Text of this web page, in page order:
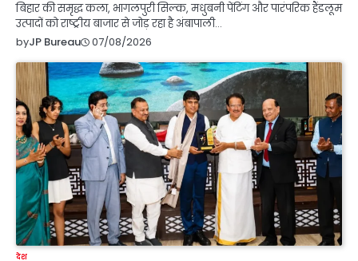
बिहार की समृद्ध कला, भागलपुरी सिल्क, मधुबनी पेंटिंग और पारंपरिक हैंडलूम
उत्पादों को राष्ट्रीय बाजार से जोड़ रहा है अंबापाली…
byJP Bureau 07/08/2026
देश